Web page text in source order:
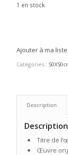
1 en stock
Ajouter à ma
Catégories :
Description
Description
Titre de
Œuvre